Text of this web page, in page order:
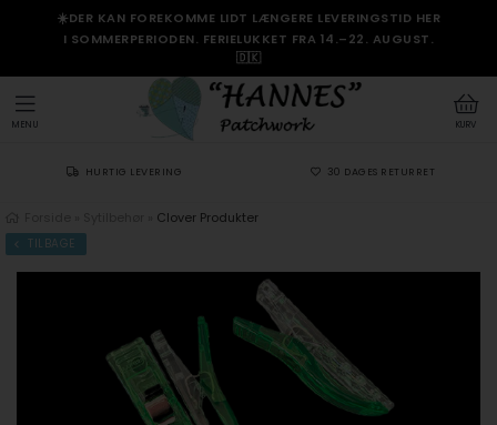
☀️DER KAN FOREKOMME LIDT LÆNGERE LEVERINGSTID HER
I SOMMERPERIODEN. FERIELUKKET FRA 14.–22. AUGUST.
🇩🇰
KURV
MENU
HURTIG LEVERING 30 DAGES RETURRET
Clover Produkter
TILBAGE